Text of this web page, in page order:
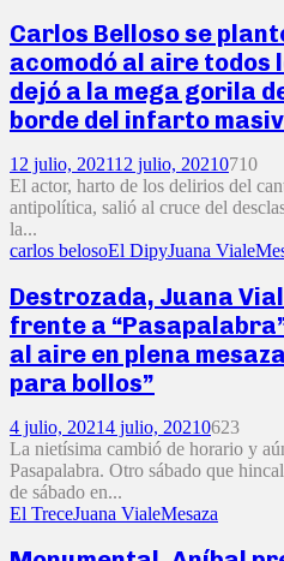
Carlos Belloso se
acomodó al aire todos
dejó a la mega gorila
borde del infarto
12 julio, 202112 julio, 20210710
El actor, harto de los delirios del
antipolítica, salió al cruce del
la...
carlos belosoEl DipyJuana Viale
Destrozada, Juana
frente a
al aire en plena
para bollos”
4 julio, 20214 julio, 20210623
La nietísima cambió de horario y
Pasapalabra. Otro sábado que
de sábado en...
El TreceJuana VialeMesaza